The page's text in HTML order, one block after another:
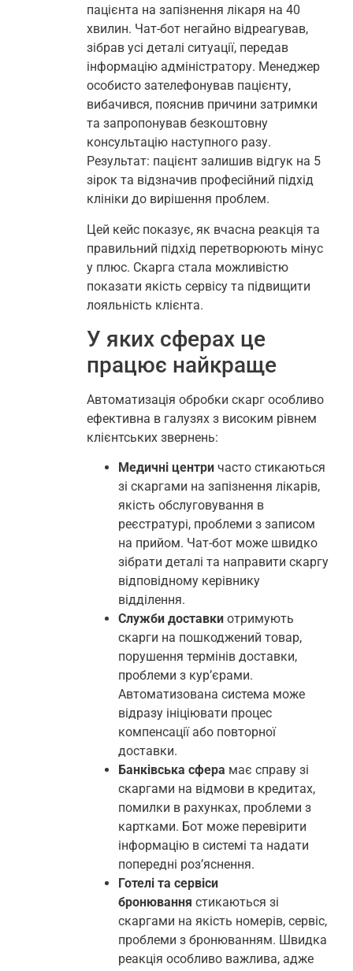
пацієнта на запізнення лікаря на 40
хвилин. Чат-бот негайно відреагував,
зібрав усі деталі ситуації, передав
інформацію адміністратору. Менеджер
особисто зателефонував пацієнту,
вибачився, пояснив причини затримки
та запропонував безкоштовну
консультацію наступного разу.
Результат: пацієнт залишив відгук на 5
зірок та відзначив професійний підхід
клініки до вирішення проблем.
Цей кейс показує, як вчасна реакція та
правильний підхід перетворюють мінус
у плюс. Скарга стала можливістю
показати якість сервісу та підвищити
лояльність клієнта.
У яких сферах це
працює найкраще
Автоматизація обробки скарг особливо
ефективна в галузях з високим рівнем
клієнтських звернень:
Медичні центри часто стикаються
зі скаргами на запізнення лікарів,
якість обслуговування в
реєстратурі, проблеми з записом
на прийом. Чат-бот може швидко
зібрати деталі та направити скаргу
відповідному керівнику
відділення.
Служби доставки отримують
скарги на пошкоджений товар,
порушення термінів доставки,
проблеми з кур’єрами.
Автоматизована система може
відразу ініціювати процес
компенсації або повторної
доставки.
Банківська сфера має справу зі
скаргами на відмови в кредитах,
помилки в рахунках, проблеми з
картками. Бот може перевірити
інформацію в системі та надати
попередні роз’яснення.
Готелі та сервіси
бронювання стикаються зі
скаргами на якість номерів, сервіс,
проблеми з бронюванням. Швидка
реакція особливо важлива, адже